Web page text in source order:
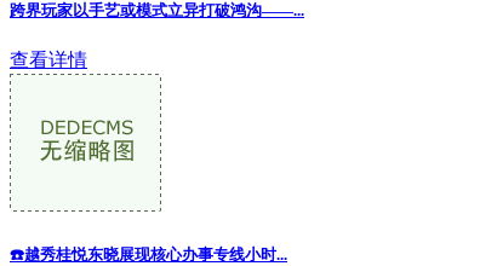
跨界玩家以手艺或模式立异打破鸿沟——...
查看详情
☎️越秀桂悦东晓展现核心办事专线小时...